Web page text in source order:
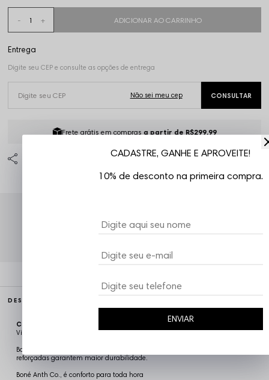
Frete grátis em compras a partir de R$299,99
DESCRIÇÃO COMPLETA
Código identificador (SKU):
Vizu07
Boné Anth Co. foi confeccionado em tecido de qualidade e as costuras
reforçadas garantem maior durabilidade.
Boné Anth Co., é conforto para toda hora
CADASTRE, GANHE E APROVEITE!
10% de desconto na primeira compra.
ENVIAR